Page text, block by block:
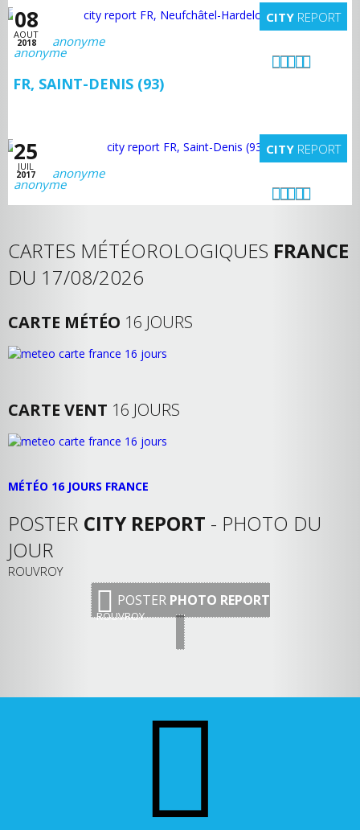
08
AOUT
2018
CITY REPORT
anonyme
FR, SAINT-DENIS (93)
25
JUIL
2017
CITY REPORT
anonyme
CARTES MÉTÉOROLOGIQUES FRANCE
DU 17/08/2026
CARTE MÉTÉO 16 JOURS
CARTE VENT 16 JOURS
MÉTÉO 16 JOURS FRANCE
POSTER CITY REPORT - PHOTO DU
JOUR
ROUVROY
POSTER PHOTO REPORT
ROUVROY